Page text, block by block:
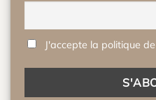
J'accepte la politique